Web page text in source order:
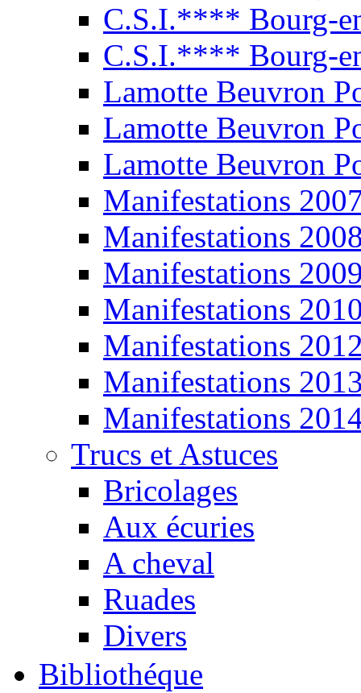
C.S.I.**** Bourg-
C.S.I.**** Bourg-
Lamotte Beuvron
Lamotte Beuvron
Lamotte Beuvron
Manifestations
Manifestations
Manifestations
Manifestations
Manifestations
Manifestations
Manifestations
Trucs et Astuces
Bricolages
Aux écuries
A cheval
Ruades
Divers
Bibliothéque